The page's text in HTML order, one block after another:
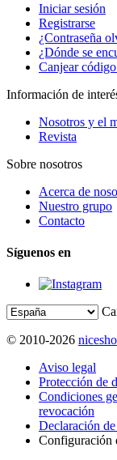
Iniciar sesión
Registrarse
¿Contraseña
¿Dónde se
Canjear
Información de
Nosotros y el
Revista
Sobre nosotros
Acerca de
Nuestro grupo
Contacto
Síguenos en
© 2010-2026
Aviso legal
Protección de
Condiciones
revocación
Declaración
Configuración